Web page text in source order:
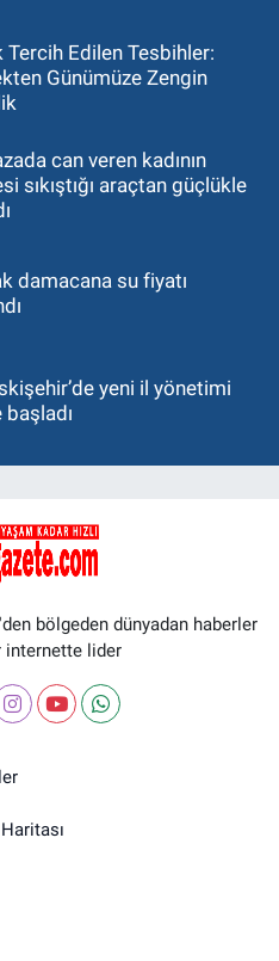
Tercih Edilen Tesbihler:
Günümüze Zengin
can veren kadının
sıkıştığı araçtan güçlükle
damacana su fiyatı
yeni il yönetimi
bölgeden dünyadan haberler
internette lider